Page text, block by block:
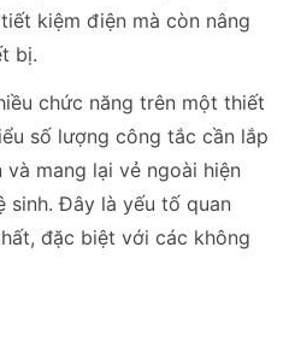
kiệm điện mà còn nâng
bị.
chức năng trên một thiết
số lượng công tắc cần lắp
mang lại vẻ ngoài hiện
sinh. Đây là yếu tố quan
đặc biệt với các không